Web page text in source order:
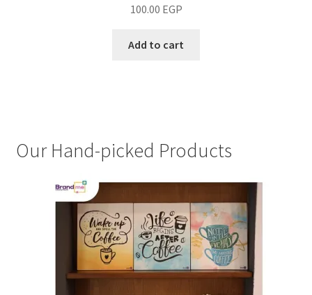
100.00 EGP
Add to cart
Our Hand-picked Products